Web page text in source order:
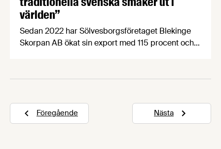
världen”
Sedan 2022 har Sölvesborgsföretaget Blekinge
Skorpan AB ökat sin export med 115 procent och
exportframgångar har Blekinge Skorpan nu
Priset delades ut av landsbygdsminister Peter
Kullgren på Livsmedelsföretagens branschträff
Matdagen den 25 april.
Föregående Nästa